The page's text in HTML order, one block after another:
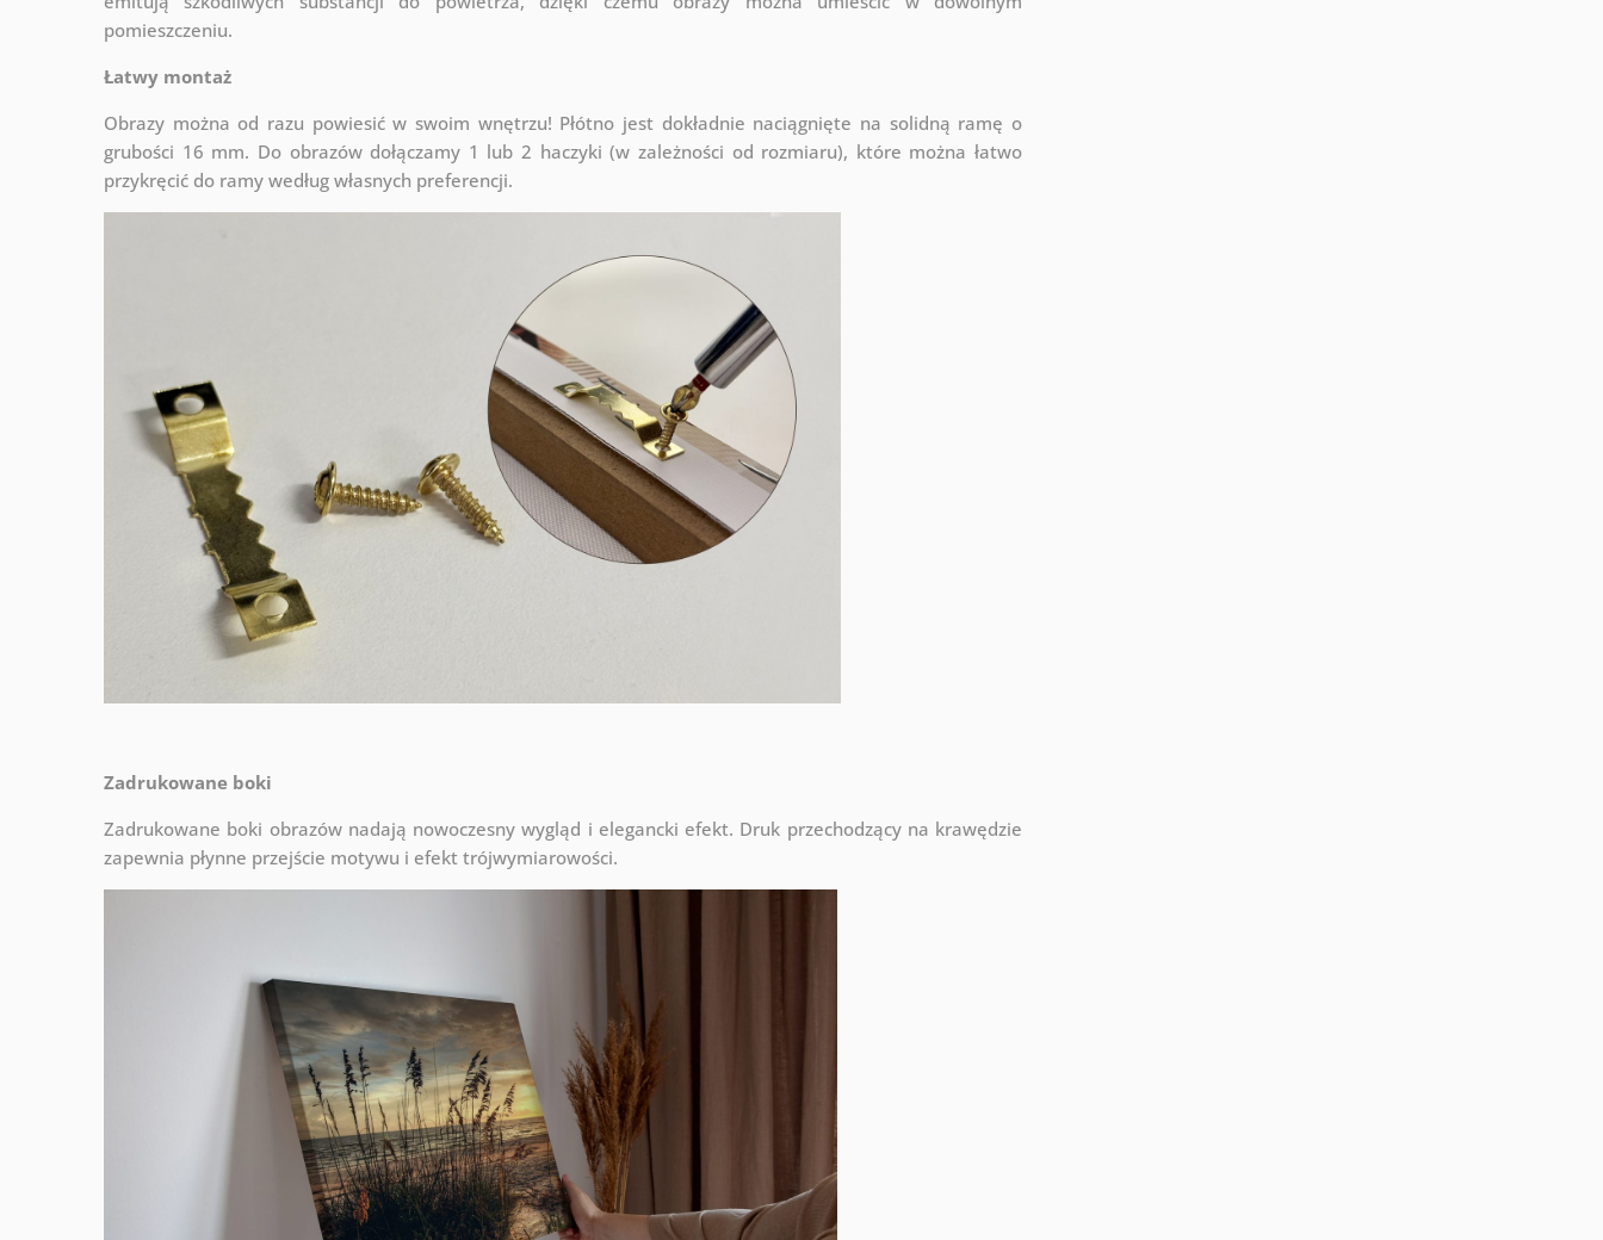
pomieszczeniu.
Łatwy montaż
Obrazy można od razu powiesić w swoim wnętrzu! Płótno jest dokładnie naciągnięte na solidną ramę o
grubości 16 mm. Do obrazów dołączamy 1 lub 2 haczyki (w zależności od rozmiaru), które można łatwo
przykręcić do ramy według własnych preferencji.
Zadrukowane boki
Zadrukowane boki obrazów nadają nowoczesny wygląd i elegancki efekt. Druk przechodzący na krawędzie
zapewnia płynne przejście motywu i efekt trójwymiarowości.